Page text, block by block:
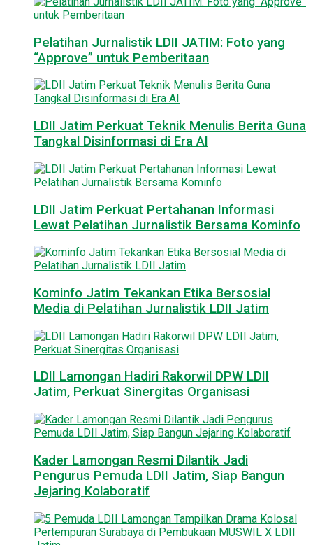
Pelatihan Jurnalistik LDII JATIM: Foto yang
“Approve” untuk Pemberitaan
LDII Jatim Perkuat Teknik Menulis Berita Guna
Tangkal Disinformasi di Era AI
LDII Jatim Perkuat Pertahanan Informasi
Lewat Pelatihan Jurnalistik Bersama Kominfo
Kominfo Jatim Tekankan Etika Bersosial
Media di Pelatihan Jurnalistik LDII Jatim
LDII Lamongan Hadiri Rakorwil DPW LDII
Jatim, Perkuat Sinergitas Organisasi
Kader Lamongan Resmi Dilantik Jadi
Pengurus Pemuda LDII Jatim, Siap Bangun
Jejaring Kolaboratif